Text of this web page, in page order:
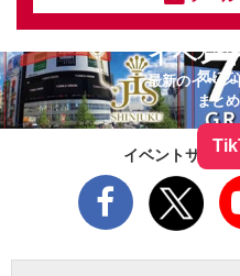
イベン
最新のイベン
人気
気に
まと
イベントサーチ